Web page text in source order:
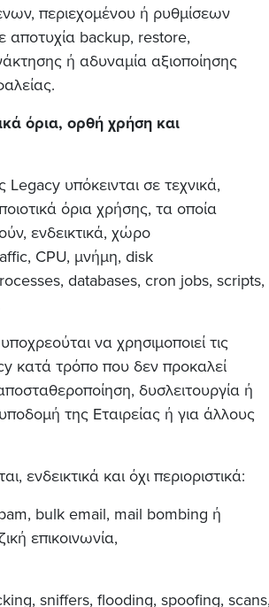
περιεχομένου ή ρυθμίσεων
αποτυχία backup, restore,
ή αδυναμία αξιοποίησης
όρια, ορθή χρήση και
Legacy υπόκεινται σε τεχνικά,
όρια χρήσης, τα οποία
ενδεικτικά, χώρο
CPU, μνήμη, disk
databases, cron jobs,
να χρησιμοποιεί τις
κατά τρόπο που δεν προκαλεί
δυσλειτουργία ή
της Εταιρείας ή για άλλους
ενδεικτικά και όχι περιοριστικά:
bulk email, mail bombing ή
επικοινωνία,
sniffers, flooding, spoofing,